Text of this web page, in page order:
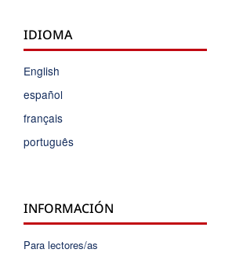
IDIOMA
English
español
français
português
INFORMACIÓN
Para lectores/as